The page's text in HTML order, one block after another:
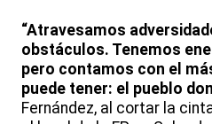
“Atravesamos
obstáculos. Tenemos
pero contamos con el
puede tener: el pueblo
Fernández, al cortar la